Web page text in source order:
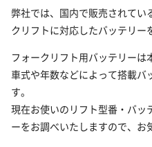
弊社では、国内で販売されてい
クリフトに対応したバッテリー
フォークリフト用バッテリーは
車式や年数などによって搭載バ
す。
現在お使いのリフト型番・バッ
ーをお調べいたしますので、お